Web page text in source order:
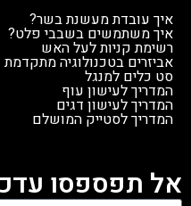
איך עובדת מעשנת בשר?
איך משתמשים בשבבי פלט?
רשימת קניות לעל האש
אביזרים בטכנולוגיה מתקדמת
סט כלים למנגל
המדריך לעישון עוף
המדריך לעישון דגים
המדריך לסטייק המושלם
אל תפספסו